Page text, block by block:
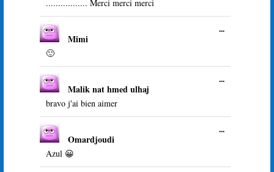
................. Merci merci merci
Mimi
🙂
...Ouvrir/
méta.
Malik nat hmed ulhaj
bravo j'ai bien aimer
...Ouvrir/
méta.
Omardjoudi
Azul 😀
...Ouvrir/
méta.